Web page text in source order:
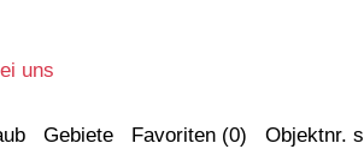
uns
Gebiete Favoriten (0) Objektnr.